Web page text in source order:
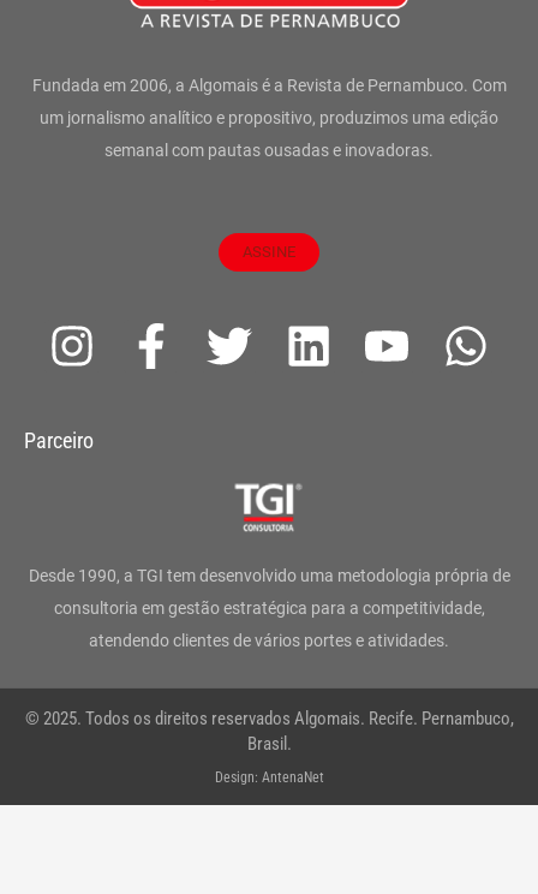
Fundada em 2006, a Algomais é a Revista de Pernambuco. Com
um jornalismo analítico e propositivo, produzimos uma edição
semanal com pautas ousadas e inovadoras.
ASSINE
I
s
g
r
a
m
F
a
o
o
k
-
T
t
e
r
L
d
i
n
Y
b
e
W
a
p
Parceiro
Desde 1990, a TGI tem desenvolvido uma metodologia própria de
consultoria em gestão estratégica para a competitividade,
atendendo clientes de vários portes e atividades.
© 2025. Todos os direitos reservados Algomais. Recife. Pernambuco,
Brasil.
Design: AntenaNet